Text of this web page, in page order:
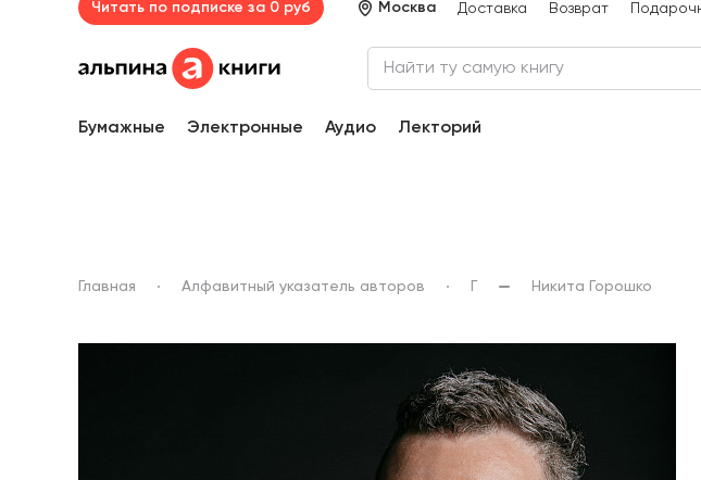
Читать по подписке за 0 руб Москва Доставка Возврат
Бумажные Электронные Аудио Лекторий
Главная Алфавитный указатель авторов Никита Горошко